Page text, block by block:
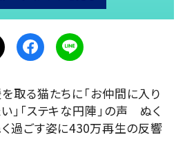
取る猫たちに「お仲間に入り
」「ステキな円陣」の声 ぬく
過ごす姿に430万再生の反響